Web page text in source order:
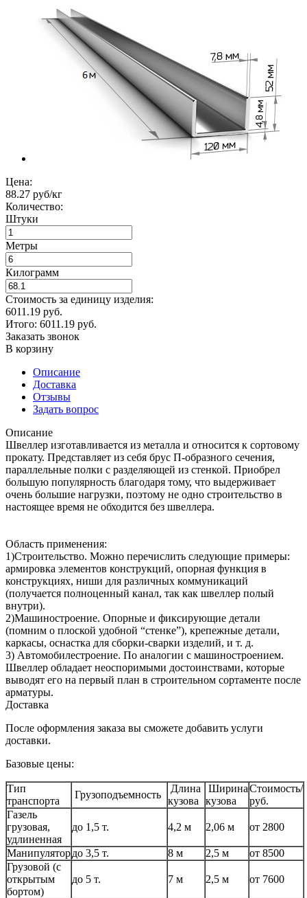
Цена:
88.27 руб/кг
Количество:
Штуки
Метры
Килограмм
Стоимость за единицу изделия:
6011.19 руб.
Итого: 6011.19 руб.
Заказать звонок
В корзину
Описание
Доставка
Отзывы
Задать вопрос
Описание
Швеллер изготавливается из металла и относится к сортовому
прокату. Представляет из себя брус П-образного сечения,
параллельные полки с разделяющей из стенкой. Приобрел
большую популярность благодаря тому, что выдерживает
очень большие нагрузки, поэтому не одно строительство в
настоящее время не обходится без швеллера.
Область применения:
1)Строительство. Можно перечислить следующие примеры:
армировка элементов конструкций, опорная функция в
конструкциях, ниши для различных коммуникаций
(получается полноценный канал, так как швеллер полый
внутри).
2)Машиностроение. Опорные и фиксирующие детали
(помним о плоской удобной “стенке”), крепежные детали,
каркасы, оснастка для сборки-сварки изделий, и т. д.
3) Автомобилестроение. По аналогии с машиностроением.
Швеллер обладает неоспоримыми достоинствами, которые
выводят его на первый план в строительном сортаменте после
арматуры.
Доставка
После оформления заказа вы сможете добавить услуги
доставки.
Базовые цены:
Тип
транспорта
Грузоподъемность
Длина
кузова
Ширина
кузова
Стоимость/
руб.
Газель
грузовая,
удлиненная
до 1,5 т. 4,2 м 2,06 м от 2800
Манипулятордо 3,5 т. 8 м 2,5 м
от 8500
Грузовой (с
открытым
бортом)
до 5 т. 7 м 2,5 м от 7600